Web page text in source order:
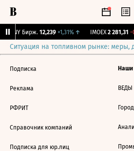
CNY Бирж. 12,239 +1,31%↑ IMOEX 2 281,31 -
Ситуация на топливном рынке: меры,
Подписка
Реклама
РФРИТ
Справочник компаний
Подписка для юр.лиц
Наши
ВЕДЫ
Город